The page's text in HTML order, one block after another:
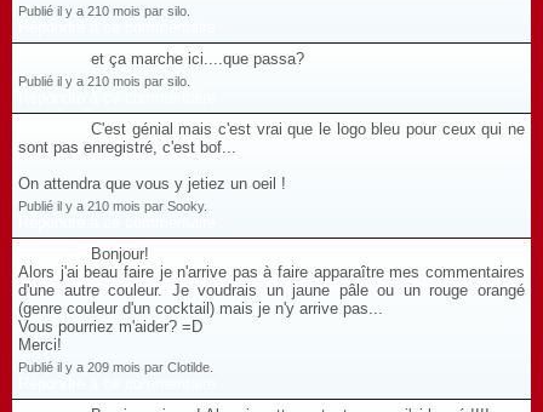
Publié il y a 210 mois par silo.
et ça marche ici....que passa?
Publié il y a 210 mois par silo.
C'est génial mais c'est vrai que le logo bleu pour ceux qui ne
sont pas enregistré, c'est bof...
On attendra que vous y jetiez un oeil !
Publié il y a 210 mois par Sooky.
Bonjour!
Alors j'ai beau faire je n'arrive pas à faire apparaître mes commentaires
d'une autre couleur. Je voudrais un jaune pâle ou un rouge orangé
(genre couleur d'un cocktail) mais je n'y arrive pas...
Vous pourriez m'aider? =D
Merci!
Publié il y a 209 mois par Clotilde.